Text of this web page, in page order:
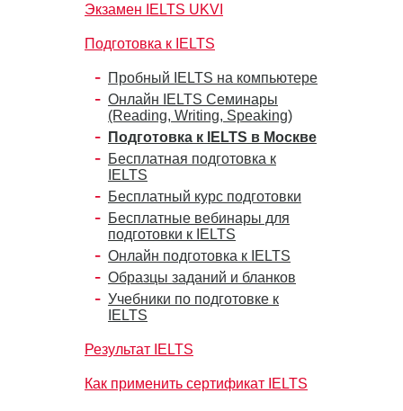
Экзамен IELTS UKVI
Подготовка к IELTS
Пробный IELTS на компьютере
Онлайн IELTS Семинары
(Reading, Writing, Speaking)
Подготовка к IELTS в Москве
Бесплатная подготовка к
IELTS
Бесплатный курс подготовки
Бесплатные вебинары для
подготовки к IELTS
Онлайн подготовка к IELTS
Образцы заданий и бланков
Учебники по подготовке к
IELTS
Результат IELTS
Как применить сертификат IELTS